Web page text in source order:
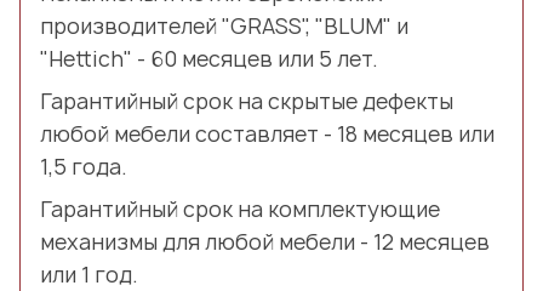
производителей "GRASS", "BLUM" и
"Hettich" - 60 месяцев или 5 лет.
Гарантийный срок на скрытые дефекты
любой мебели составляет - 18 месяцев или
1,5 года.
Гарантийный срок на комплектующие
механизмы для любой мебели - 12 месяцев
или 1 год.